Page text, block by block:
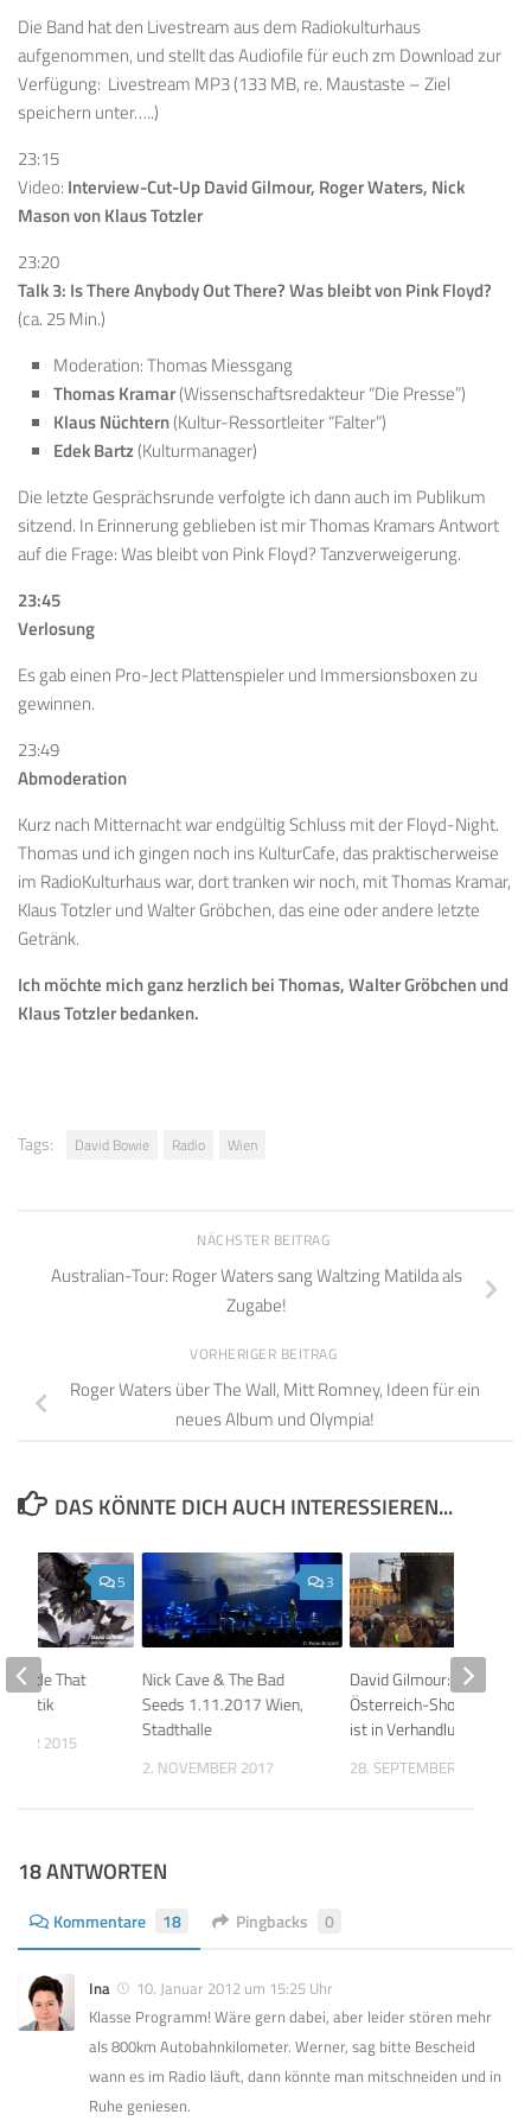
Die Band hat den Livestream aus dem Radiokulturhaus
aufgenommen, und stellt das Audiofile für euch zm Download zur
Verfügung: Livestream MP3 (133 MB, re. Maustaste – Ziel
speichern unter…..)
23:15
Video: Interview-Cut-Up David Gilmour, Roger Waters, Nick
Mason von Klaus Totzler
23:20
Talk 3: Is There Anybody Out There? Was bleibt von Pink Floyd?
(ca. 25 Min.)
Moderation: Thomas Miessgang
Thomas Kramar(Wissenschaftsredakteur “Die Presse”)
Klaus Nüchtern(Kultur-Ressortleiter “Falter”)
Edek Bartz(Kulturmanager)
Die letzte Gesprächsrunde verfolgte ich dann auch im Publikum
sitzend. In Erinnerung geblieben ist mir Thomas Kramars Antwort
auf die Frage: Was bleibt von Pink Floyd? Tanzverweigerung.
23:45
Verlosung
Es gab einen Pro-Ject Plattenspieler und Immersionsboxen zu
gewinnen.
23:49
Abmoderation
Kurz nach Mitternacht war endgültig Schluss mit der Floyd-Night.
Thomas und ich gingen noch ins KulturCafe, das praktischerweise
im RadioKulturhaus war, dort tranken wir noch, mit Thomas Kramar,
Klaus Totzler und Walter Gröbchen, das eine oder andere letzte
Getränk.
Ich möchte mich ganz herzlich bei Thomas, Walter Gröbchen und
Klaus Totzler bedanken.
Tags: David Bowie Radio Wien
NÄCHSTER BEITRAG
Australian-Tour: Roger Waters sang Waltzing Matilda als
Zugabe!
VORHERIGER BEITRAG
Roger Waters über The Wall, Mitt Romney, Ideen für ein
neues Album und Olympia!
DAS KÖNNTE DICH AUCH INTERESSIEREN...
3
Nick Cave & The Bad
Seeds 1.11.2017 Wien,
Stadthalle
2. NOVEMBER 2017
David Gilmour: Eine
Österreich-Show 2016
ist in Verhandlung!
28. SEPTEMBER 2015
5
That
2015
18 ANTWORTEN
Kommentare 18 Pingbacks 0
Ina
10. Januar 2012 um 15:25 Uhr
Klasse Programm! Wäre gern dabei, aber leider stören mehr
als 800km Autobahnkilometer. Werner, sag bitte Bescheid
wann es im Radio läuft, dann könnte man mitschneiden und in
Ruhe geniesen.